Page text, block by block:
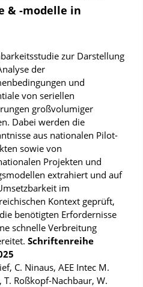
& -modelle in
zur Darstellung
der
und
von seriellen
großvolumiger
Dabei werden die
aus nationalen Pilot-
sowie von
Projekten und
extrahiert und auf
im
Kontext geprüft,
benötigten Erfordernisse
schnelle Verbreitung
Schriftenreihe
C. Ninaus, AEE Intec M.
T. Roßkopf-Nachbaur, W.